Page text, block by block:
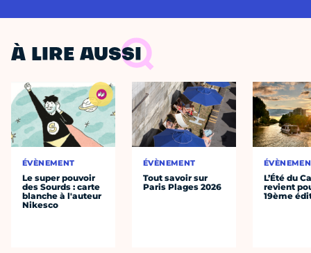
À LIRE AUSSI
ÉVÈNEMENT
Le super pouvoir
des Sourds : carte
blanche à l'auteur
Nikesco
ÉVÈNEMENT
Tout savoir sur
Paris Plages 2026
L’Été du
revient
19ème